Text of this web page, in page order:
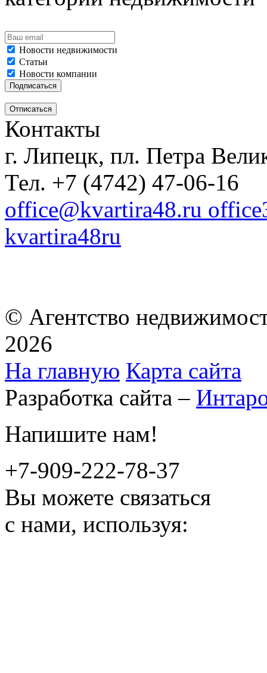
Новости недвижимости
Статьи
Новости компании
Контакты
г. Липецк, пл. Петра
Тел. +7 (4742) 47-06-16
office@kvartira48.ru
kvartira48ru
© Агентство
2026
На главную Карта сайта
Разработка сайта –
Напишите нам!
+7-909-222-78-37
Вы можете связаться
с нами, используя: